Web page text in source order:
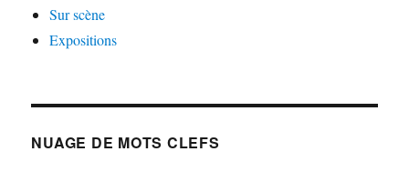
Sur scène
Expositions
NUAGE DE MOTS CLEFS